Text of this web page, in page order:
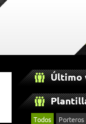
Último
Todos Porteros